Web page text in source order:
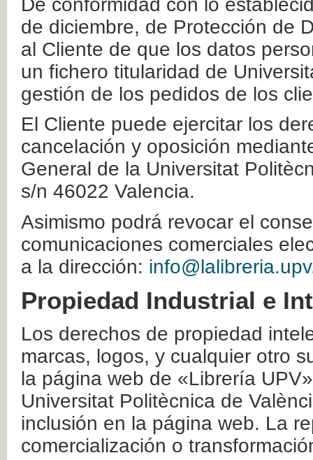
De conformidad con lo
de diciembre, de Protección de
al Cliente de que los datos
un fichero titularidad de
gestión de los pedidos de los
El Cliente puede ejercitar los
cancelación y oposición
General de la Universitat
s/n 46022 Valencia.
Asimismo podrá revocar el
comunicaciones comerciales
a la dirección:
Propiedad Industrial e
Los derechos de propiedad
marcas, logos, y cualquier otro
la página web de «Librería
Universitat Politècnica de
inclusión en la página web. La
comercialización o